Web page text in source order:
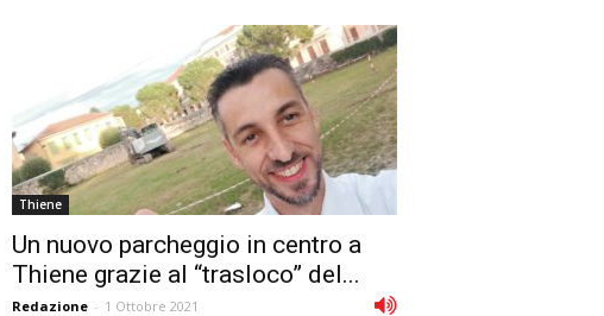
Thiene
Un nuovo parcheggio in centro a
Thiene grazie al “trasloco” del...
Redazione - 1 Ottobre 2021